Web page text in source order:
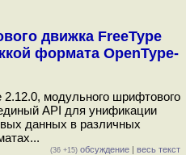
движка FreeType
формата OpenType-
модульного шрифтового
API для унификации
данных в различных
(36 +15) обсуждение | весь текст